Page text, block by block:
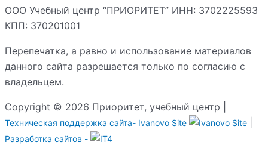
ООО Учебный центр “ПРИОРИТЕТ” ИНН: 3702225593
КПП: 370201001
Перепечатка, а равно и использование материалов
данного сайта разрешается только по согласию с
владельцем.
Copyright © 2026 Приоритет, учебный центр |
Техническая поддержка сайта- Ivanovo Site
Разработка сайтов -